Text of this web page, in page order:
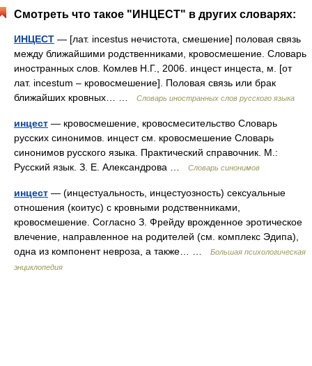
Смотреть что такое "ИНЦЕСТ" в других словарях:
ИНЦЕСТ — [лат. incestus нечистота, смешение] половая связь
между ближайшими родственниками, кровосмешение. Словарь
иностранных слов. Комлев Н.Г., 2006. инцест инцеста, м. [от
лат. incestum – кровосмешение]. Половая связь или брак
ближайших кровных… …
Словарь иностранных слов русского языка
инцест — кровосмешение, кровосмесительство Словарь
русских синонимов. инцест см. кровосмешение Словарь
синонимов русского языка. Практический справочник. М.:
Русский язык. З. Е. Александрова …
Словарь синонимов
инцест — (инцестуальность, инцестуозность) сексуальные
отношения (коитус) с кровными родственниками,
кровосмешение. Согласно З. Фрейду врожденное эротическое
влечение, направленное на родителей (см. комплекс Эдипа),
одна из компонент невроза, а также… …
Большая психологическая
энциклопедия